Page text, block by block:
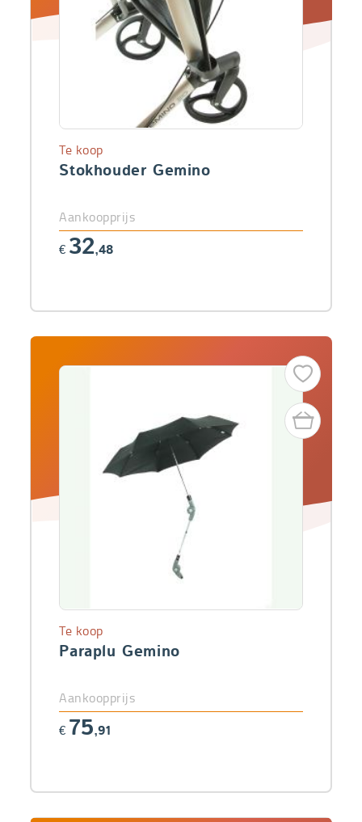
Stokhouder Gemino
Te koop
Aankoopprijs
€ 32,48
Paraplu Gemino
Te koop
Aankoopprijs
€ 75,91